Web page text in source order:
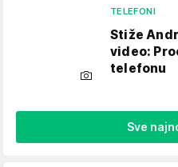
TELEFONI
Stiže
video:
telefonu
Sve